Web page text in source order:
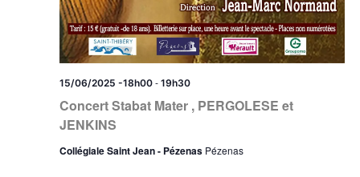
Concert Stabat Mater , PERGOLESE et
JENKINS
15/06/2025 -18h00- 19h30
Collégiale Saint Jean - Pézenas Pézenas